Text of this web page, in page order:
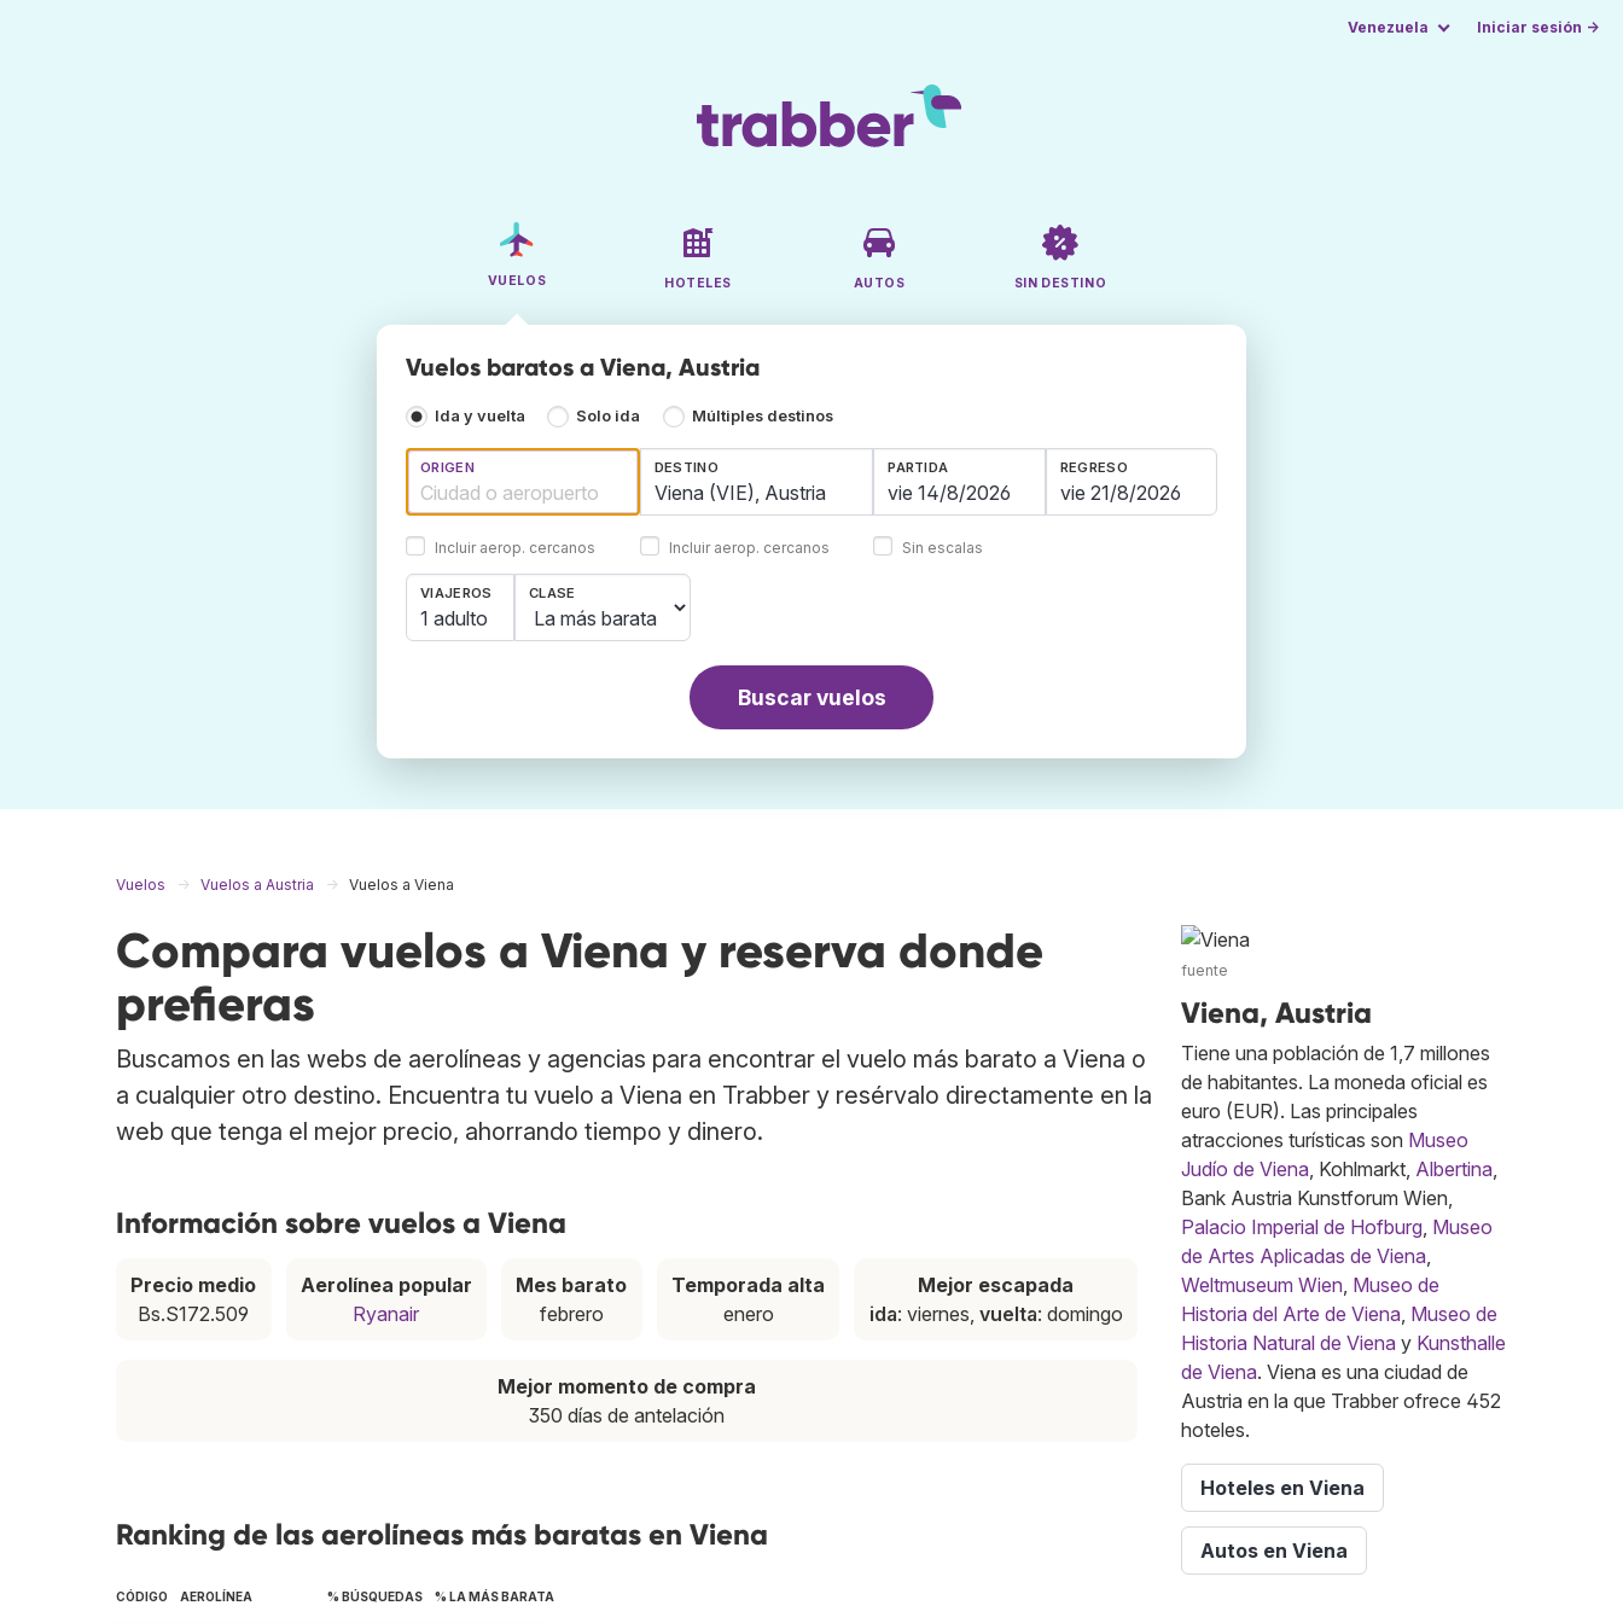
Venezuela Iniciar sesión →
VUELOS HOTELES AUTOS SIN DESTINO
Vuelos baratos a Viena, Austria
Ida y vuelta Solo ida Múltiples destinos
ORIGEN
Incluir aerop. cercanos
DESTINO
Incluir aerop. cercanos
PARTIDA REGRESO
Sin escalas
VIAJEROS
1 adulto
CLASE
Buscar vuelos
Vuelos Vuelos a Austria Vuelos a Viena
Compara vuelos a Viena y reserva donde
prefieras
Buscamos en las webs de aerolíneas y agencias para encontrar el vuelo más barato a Viena o
a cualquier otro destino. Encuentra tu vuelo a Viena en Trabber y resérvalo directamente en la
web que tenga el mejor precio, ahorrando tiempo y dinero.
Información sobre vuelos a Viena
Precio medio
Bs.S172.509
Aerolínea popular
Ryanair
Mes barato
febrero
Temporada alta
enero
Mejor escapada
ida: viernes, vuelta: domingo
Mejor momento de compra
350 días de antelación
Ranking de las aerolíneas más baratas en Viena
CÓDIGO AEROLÍNEA % BÚSQUEDAS % LA MÁS BARATA
fuente
Viena, Austria
Tiene una población de 1,7 millones
de habitantes. La moneda oficial es
euro (EUR). Las principales
atracciones turísticas son Museo
Judío de Viena, Kohlmarkt, Albertina,
Bank Austria Kunstforum Wien,
Palacio Imperial de Hofburg, Museo
de Artes Aplicadas de Viena,
Weltmuseum Wien, Museo de
Historia del Arte de Viena, Museo de
Historia Natural de Viena y Kunsthalle
de Viena. Viena es una ciudad de
Austria en la que Trabber ofrece 452
hoteles.
Hoteles en Viena
Autos en Viena